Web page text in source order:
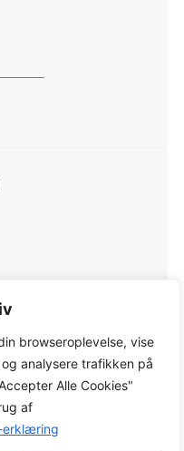
browseroplevelse, vise
analysere trafikken på
Alle Cookies"
af
erklæring